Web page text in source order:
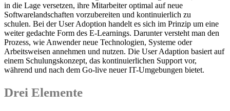
in die Lage versetzen, ihre Mitarbeiter optimal auf neue
Softwarelandschaften vorzubereiten und kontinuierlich zu
schulen. Bei der User Adoption handelt es sich im Prinzip um eine
weiter gedachte Form des E-Learnings. Darunter versteht man den
Prozess, wie Anwender neue Technologien, Systeme oder
Arbeitsweisen annehmen und nutzen. Die User Adaption basiert auf
einem Schulungskonzept, das kontinuierlichen Support vor,
während und nach dem Go-live neuer IT-Umgebungen bietet.
Drei Elemente